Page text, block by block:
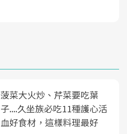
菠菜大火炒、芹菜要吃葉
子....久坐族必吃11種護心活
血好食材，這樣料理最好